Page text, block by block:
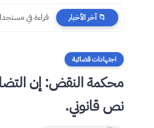
📁 آخر الأخبار ​قراءة في مستجدات القانون رقم
اجتهادات قضائية
محكمة النقض: إن
نص قانوني.